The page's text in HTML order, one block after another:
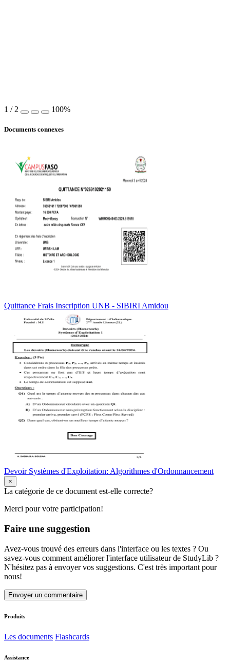
1 / 2 100%
Documents connexes
Quittance Frais Inscription UNB - SIBIRI Amidou
Devoir Systèmes d'Exploitation: Algorithmes d'Ordonnancement
×
La catégorie de ce document est-elle correcte?
Merci pour votre participation!
Faire une suggestion
Avez-vous trouvé des erreurs dans l'interface ou les textes ? Ou
savez-vous comment améliorer l'interface utilisateur de StudyLib ?
N'hésitez pas à envoyer vos suggestions. C'est très important pour
nous!
Envoyer un commentaire
Produits
Les documents Flashcards
Assistance